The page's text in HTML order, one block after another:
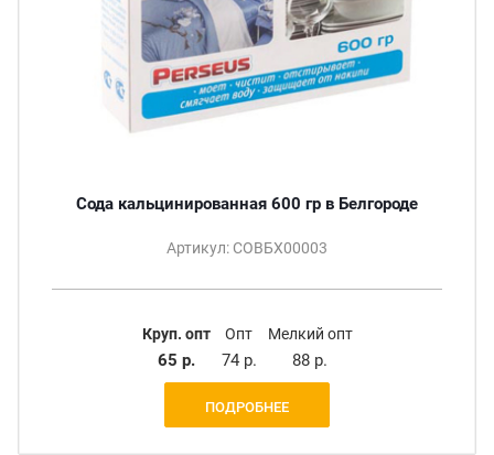
Сода кальцинированная 600 гр в Белгороде
Артикул: СОВБХ00003
Круп. опт
65 р.
Опт
74 р.
Мелкий опт
88 р.
ПОДРОБНЕЕ